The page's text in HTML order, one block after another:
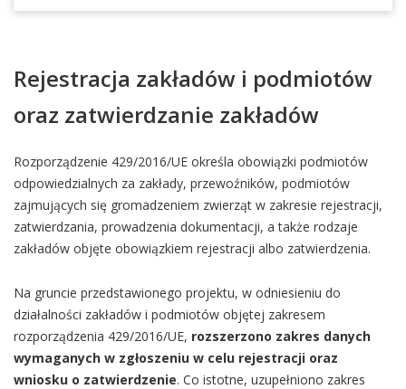
Rejestracja zakładów i podmiotów
oraz zatwierdzanie zakładów
Rozporządzenie 429/2016/UE określa obowiązki podmiotów
odpowiedzialnych za zakłady, przewoźników, podmiotów
zajmujących się gromadzeniem zwierząt w zakresie rejestracji,
zatwierdzania, prowadzenia dokumentacji, a także rodzaje
zakładów objęte obowiązkiem rejestracji albo zatwierdzenia.
Na gruncie przedstawionego projektu, w odniesieniu do
działalności zakładów i podmiotów objętej zakresem
rozporządzenia 429/2016/UE, rozszerzono zakres danych
wymaganych w zgłoszeniu w celu rejestracji oraz
wniosku o zatwierdzenie. Co istotne, uzupełniono zakres